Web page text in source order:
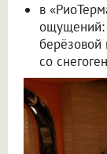
в
ощущений:
берёзовой
со